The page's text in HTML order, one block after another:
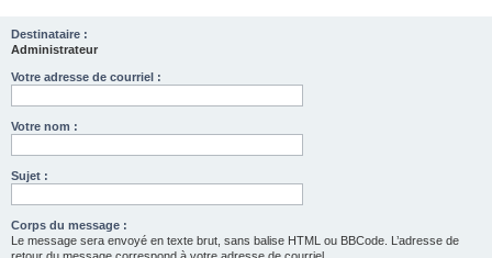
Destinataire :
Administrateur
Votre adresse de courriel :
Votre nom :
Sujet :
Corps du message :
Le message sera envoyé en texte brut, sans balise HTML ou BBCode. L’adresse de